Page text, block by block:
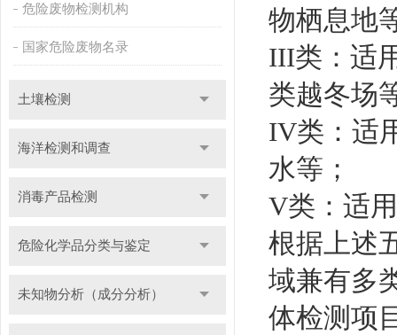
危险废物检测机构
国家危险废物名录
土壤检测
海洋检测和调查
消毒产品检测
危险化学品分类与鉴定
未知物分析（成分分析）
物栖息地
III类：适
类越冬场
IV类：适
水等；
V类：适
根据上述
域兼有多
体检测项